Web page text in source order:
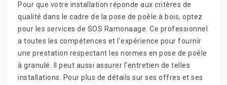
Pour que votre installation réponde aux critères de
qualité dans le cadre de la pose de poêle à bois, optez
pour les services de SOS Ramonaage. Ce professionnel
a toutes les compétences et l’expérience pour fournir
une prestation respectant les normes en pose de poêle
à granulé. Il peut aussi assurer l’entretien de telles
installations. Pour plus de détails sur ses offres et ses